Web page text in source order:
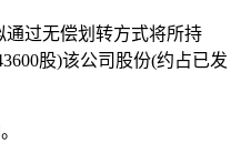
过无偿划转方式将所持
股)该公司股份(约占已发